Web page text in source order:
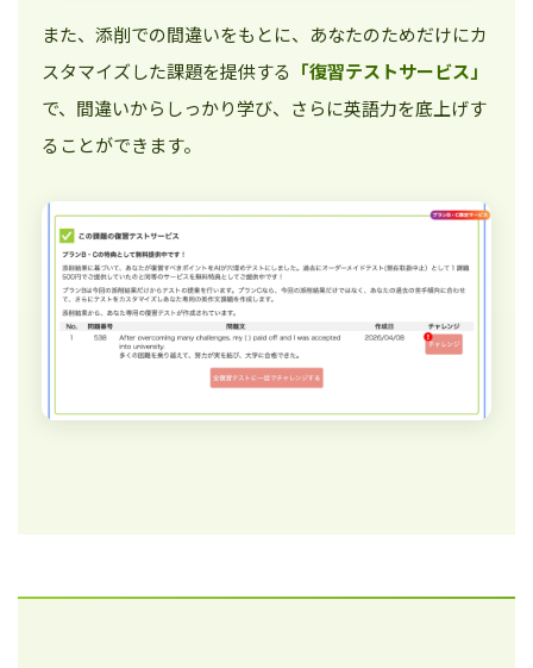
また、添削での間違いをもとに、あなたのためだけにカ
スタマイズした課題を提供する 「復習テストサービス」
で、間違いからしっかり学び、さらに英語力を底上げす
ることができます。